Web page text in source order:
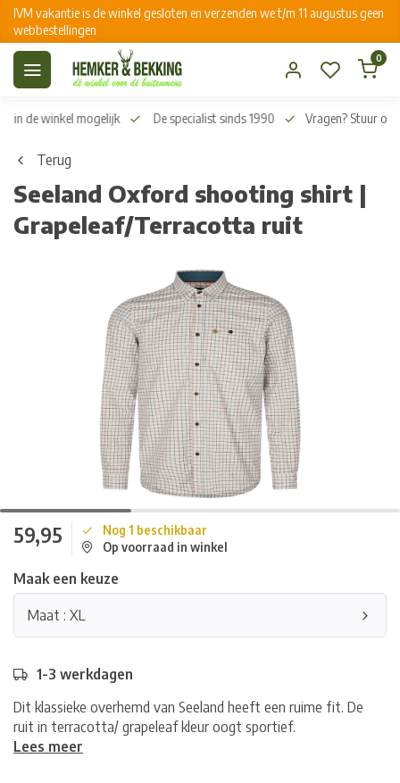
IVM vakantie is de winkel gesloten en verzenden we t/m 11 augustus geen
webbestellingen
0
in de winkel mogelijk De specialist sinds 1990 Vragen? Stuur
Terug
Seeland Oxford shooting shirt |
Grapeleaf/Terracotta ruit
59,95
Nog 1 beschikbaar
Op voorraad in winkel
Maak een keuze
Maat : XL
1-3 werkdagen
Dit klassieke overhemd van Seeland heeft een ruime fit. De
ruit in terracotta/ grapeleaf kleur oogt sportief.
Lees meer